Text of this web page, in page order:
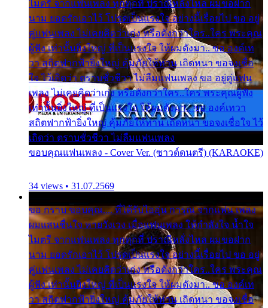
ไมตรี จากแฟนเพลง ทุกทุกที่ ปราณีหลั่งไหล ผมขอฝาก
นาม ยอดรักเอาไว้ โปรดเป็นแรงใจ อย่างนี้เรื่อยไป ขอ อยู่
คู่แฟนเพลง ไม่เคยคิดว่าเก่ง หรือดังกว่าใคร..ใคร พระคุณ
ผู้ฟัง เท่านั้นยิ่งใหญ่ ที่เป็นแรงใจ ให้ผมดังมา.. ขอ องค์เท
วา สถิตฟากฟ้ายิ่งใหญ่ คุ้มภัยให้ท่าน เถิดหนา ขอจงเชื่อ
ใจ ไว้เถิดว่า ตราบชั่วชีวา ไม่ลืมแฟนเพลง ขอ อยู่คู่แฟน
เพลง ไม่เคยคิดว่าเก่ง หรือดังกว่าใคร..ใคร พระคุณผู้ฟัง
เท่านั้นยิ่งใหญ่ ที่เป็นแรงใจ ให้ผมดังมา.. ขอ องค์เทวา
สถิตฟากฟ้ายิ่งใหญ่ คุ้มภัยให้ท่าน เถิดหนา ขอจงเชื่อใจ ไว้
เถิดว่า ตราบชั่วชีวา ไม่ลืมแฟนเพลง
ขอบคุณแฟนเพลง - Cover Ver. (ซาวด์ดนตรี) (KARAOKE)
34 views • 31.07.2569
ขอ กราบ ขอบคุณ.... ที่ได้รับไออุ่น การุณ จากแฟน เพลง
ผมแสนชื่นใจ หายวังเวง เมื่อแฟนเพลง ให้กำลังใจ น้ำใจ
ไมตรี จากแฟนเพลง ทุกทุกที่ ปราณีหลั่งไหล ผมขอฝาก
นาม ยอดรักเอาไว้ โปรดเป็นแรงใจ อย่างนี้เรื่อยไป ขอ อยู่
คู่แฟนเพลง ไม่เคยคิดว่าเก่ง หรือดังกว่าใคร..ใคร พระคุณ
ผู้ฟัง เท่านั้นยิ่งใหญ่ ที่เป็นแรงใจ ให้ผมดังมา.. ขอ องค์เท
วา สถิตฟากฟ้ายิ่งใหญ่ คุ้มภัยให้ท่าน เถิดหนา ขอจงเชื่อ